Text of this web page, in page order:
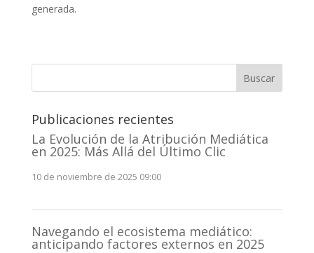
generada.
Buscar
Publicaciones recientes
La Evolución de la Atribución Mediática
en 2025: Más Allá del Último Clic
10 de noviembre de 2025 09:00
Navegando el ecosistema mediático:
anticipando factores externos en 2025